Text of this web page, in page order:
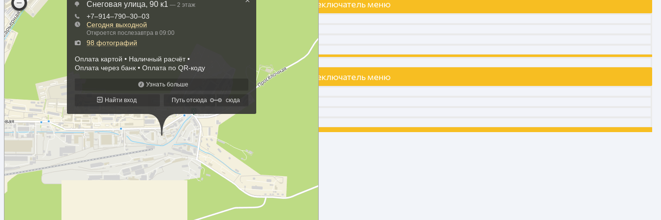
Переключатель меню
Правила перевозки грузов в контейнерах
Закон о ж/д транспорте в РФ
Правила приема груза к перевозке
Характеристика подвижного состава
Переключатель меню
Контейнера
Крытые вагоны
Платформы
Полувагоны
ОТЗЫВЫ
КОНТАКТЫ
РАССЧИТАТЬ